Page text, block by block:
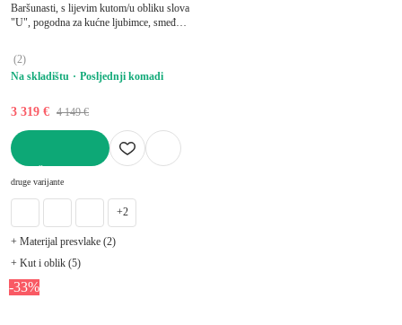
Baršunasti, s lijevim kutom/u obliku slova
"U", pogodna za kućne ljubimce, smeđa,
(2)
Na skladištu
Posljednji komadi
3 319 € 4 149 €
druge varijante
+2
+ Materijal presvlake (2)
+ Kut i oblik (5)
-33%